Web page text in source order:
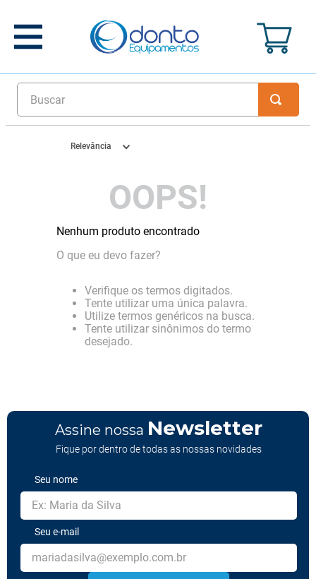
Buscar
Relevância
OOPS!
Nenhum produto encontrado
O que eu devo fazer?
Verifique os termos digitados.
Tente utilizar uma única palavra.
Utilize termos genéricos na busca.
Tente utilizar sinônimos do termo
desejado.
Assine nossa Newsletter
Fique por dentro de todas as nossas novidades
Seu nome
Seu e-mail